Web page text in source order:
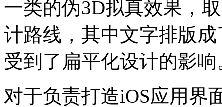
一类的伪3D拟真效果，
计路线，其中文字排版
受到了扁平化设计的影响
对于负责打造iOS应用界